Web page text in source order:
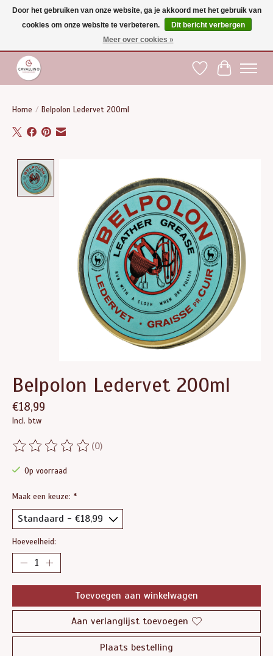
Gratis verzending vanaf €75 binnen BE - vanaf €100 naar EU | Voor 17:00 besteld is
dezelfde dag verzonden | Klantendienst: +32 (0)51 21 27 00 |
Verlanglijst
Home / Belpolon Ledervet 200ml
Belpolon Ledervet 200ml
€18,99
Incl. btw
De beoordeling van dit product is
(0)
Op voorraad
Maak een keuze: *
Hoeveelheid:
Toevoegen aan winkelwagen
Aan verlanglijst toevoegen
Plaats bestelling
Door het gebruiken van onze website, ga je akkoord met het gebruik van
cookies om onze website te verbeteren.
Dit bericht verbergen
Meer over cookies »